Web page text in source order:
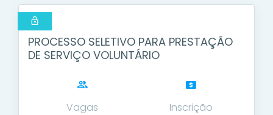
PROCESSO SELETIVO PARA PRESTAÇÃO
DE SERVIÇO VOLUNTÁRIO
Vagas Inscrição